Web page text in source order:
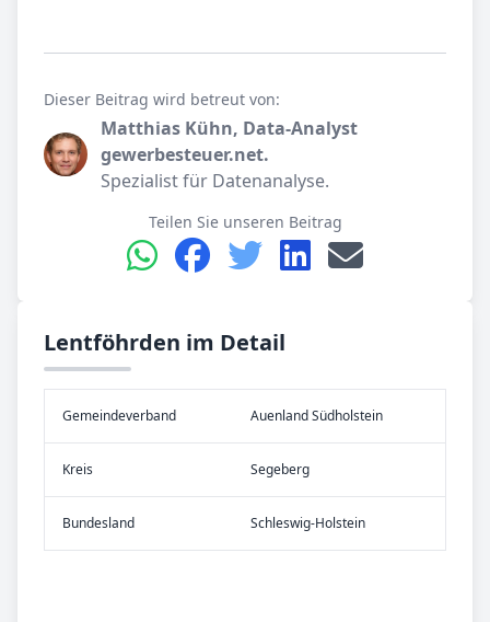
Dieser Beitrag wird betreut von:
Matthias Kühn, Data-Analyst
gewerbesteuer.net.
Spezialist für Datenanalyse.
Teilen Sie unseren Beitrag
Lentföhrden im Detail
Gemeinde­verband Auenland Südholstein
Kreis Segeberg
Bundes­land Schleswig-Holstein